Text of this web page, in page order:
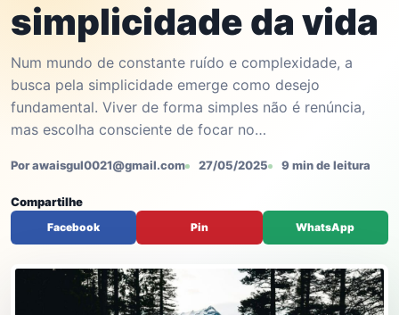
simplicidade da vida
Num mundo de constante ruído e complexidade, a
busca pela simplicidade emerge como desejo
fundamental. Viver de forma simples não é renúncia,
mas escolha consciente de focar no…
Por awaisgul0021@gmail.com 27/05/2025 9 min de leitura
Compartilhe
Facebook Pin WhatsApp